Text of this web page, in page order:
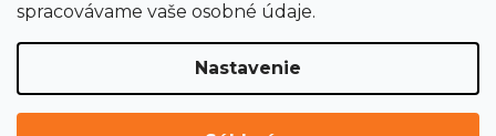
spracovávame vaše osobné údaje.
Nastavenie